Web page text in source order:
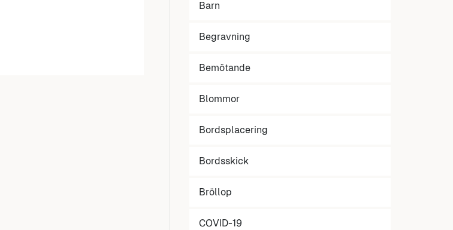
Barn
Begravning
Bemötande
Blommor
Bordsplacering
Bordsskick
Bröllop
COVID-19